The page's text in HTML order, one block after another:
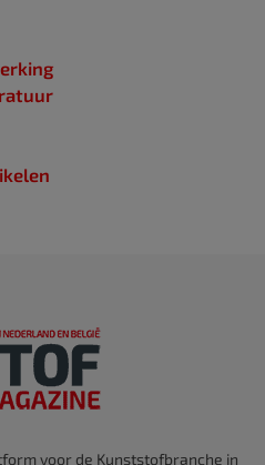
voor de Kunststofbranche in